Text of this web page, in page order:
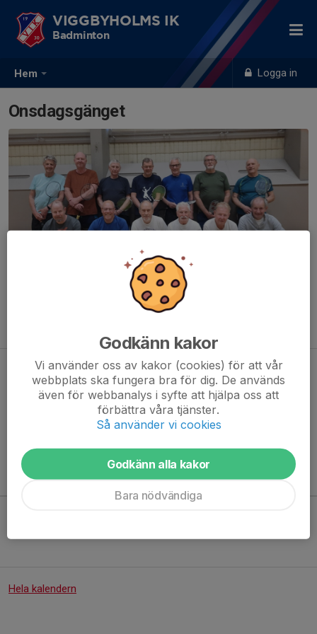
Hem Logga in
VIGGBYHOLMS IK
Badminton
Onsdagsgänget
Badmintontider VT26
2 feb, 11:12
1 kommentar
Vi kör på onsdagar i F2 hallen mellan kl 9-10
Kommande aktiviteter
Hela kalendern
Godkänn kakor
Vi använder oss av kakor (cookies) för att vår
webbplats ska fungera bra för dig. De används
även för webbanalys i syfte att hjälpa oss att
förbättra våra tjänster.
Så använder vi cookies
Godkänn alla kakor
Bara nödvändiga